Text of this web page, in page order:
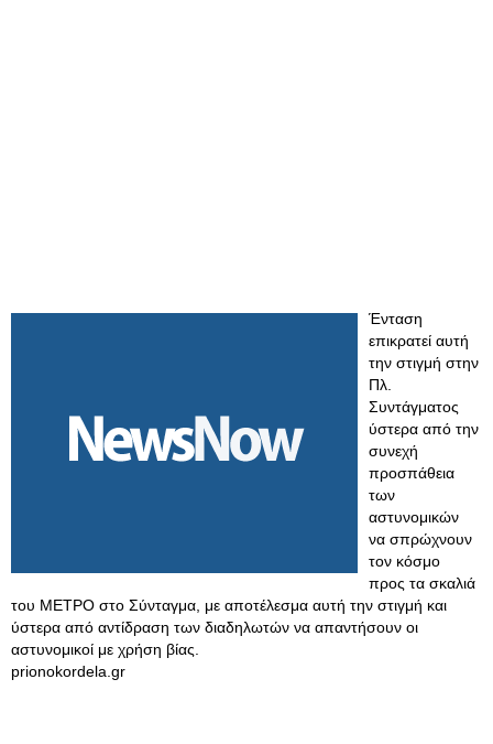
Ένταση
επικρατεί αυτή
την στιγμή στην
Πλ.
Συντάγματος
ύστερα από την
συνεχή
προσπάθεια
των
αστυνομικών
να σπρώχνουν
τον κόσμο
προς τα σκαλιά
του ΜΕΤΡΟ στο Σύνταγμα, με αποτέλεσμα αυτή την στιγμή και
ύστερα από αντίδραση των διαδηλωτών να απαντήσουν οι
αστυνομικοί με χρήση βίας.
prionokordela.gr